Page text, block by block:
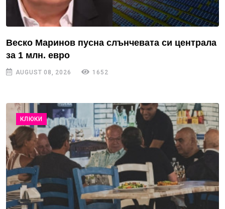
Веско Маринов пусна слънчевата си централа
за 1 млн. евро
AUGUST 08, 2026 1652
КЛЮКИ